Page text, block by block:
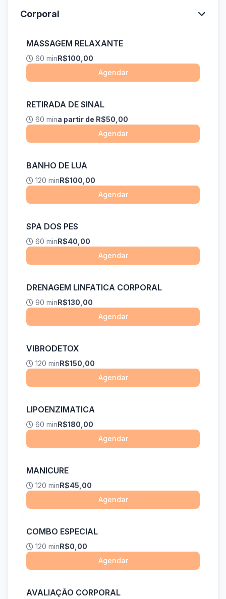
Corporal
MASSAGEM RELAXANTE
60 minR$100,00
Agendar
RETIRADA DE SINAL
60 mina partir de R$50,00
Agendar
BANHO DE LUA
120 minR$100,00
Agendar
SPA DOS PES
60 minR$40,00
Agendar
DRENAGEM LINFATICA CORPORAL
90 minR$130,00
Agendar
VIBRODETOX
120 minR$150,00
Agendar
LIPOENZIMATICA
60 minR$180,00
Agendar
MANICURE
120 minR$45,00
Agendar
COMBO ESPECIAL
120 minR$0,00
Agendar
AVALIAÇÃO CORPORAL